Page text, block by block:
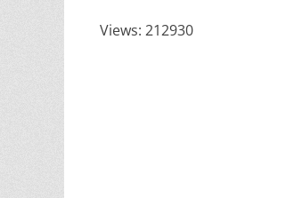
Views: 212930